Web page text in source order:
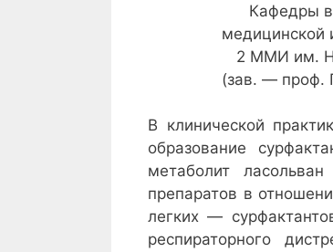
Кафедры
медицинской
2 ММИ им.
(зав. — проф.
В клинической
образование
метаболит
препаратов в
легких —
респираторного